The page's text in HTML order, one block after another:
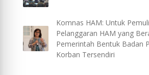
Komnas HAM: Untuk
Pelanggaran HAM yang
Pemerintah Bentuk Badan
Korban Tersendiri